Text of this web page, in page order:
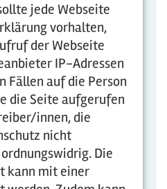
jede Webseite
vorhalten,
der Webseite
IP-Adressen
Fällen auf die Person
die Seite aufgerufen
innen, die
nicht
Die
kann mit einer